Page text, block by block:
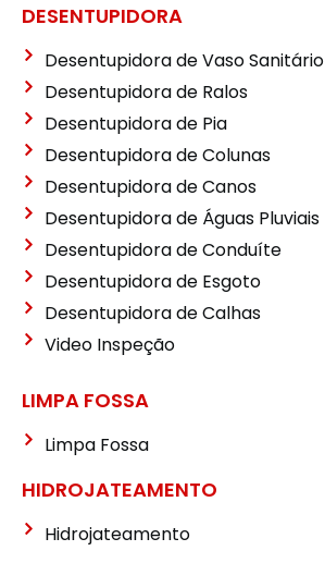
DESENTUPIDORA
Desentupidora de Vaso Sanitário
Desentupidora de Ralos
Desentupidora de Pia
Desentupidora de Colunas
Desentupidora de Canos
Desentupidora de Águas Pluviais
Desentupidora de Conduíte
Desentupidora de Esgoto
Desentupidora de Calhas
Video Inspeção
LIMPA FOSSA
Limpa Fossa
HIDROJATEAMENTO
Hidrojateamento